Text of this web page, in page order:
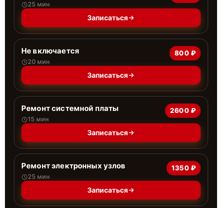
25 мин
Записаться
Не включается
20 мин
800 ₽
Записаться
Ремонт системной платы
15 мин
2600 ₽
Записаться
Ремонт электронных узлов
25 мин
1350 ₽
Записаться